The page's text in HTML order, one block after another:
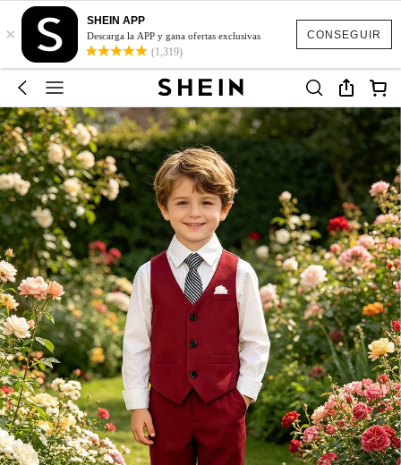
CONSEGUIR
×
SHEIN APP
Descarga la APP y gana ofertas exclusivas
(1,319)